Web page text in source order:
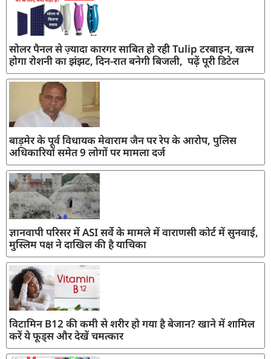
सोलर पैनल से ज़्यादा कारगर साबित हो रही Tulip टरबाइन, खत्म
होगा रोशनी का झंझट, दिन-रात बनेगी बिजली, पढ़ें पूरी डिटेल
बाड़मेर के पूर्व विधायक मेवाराम जैन पर रेप के आरोप, पुलिस
अधिकारियों समेत 9 लोगों पर मामला दर्ज
ज्ञानवापी परिसर में ASI सर्वे के मामले में वाराणसी कोर्ट में सुनवाई,
मुस्लिम पक्ष ने दाखिल की है याचिका
विटामिन B12 की कमी से शरीर हो गया है बेजान? खाने में शामिल
करें ये फूड्स और देखें चमत्कार